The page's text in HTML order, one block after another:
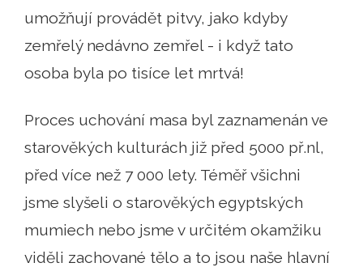
umožňují provádět pitvy, jako kdyby
zemřelý nedávno zemřel - i když tato
osoba byla po tisíce let mrtvá!
Proces uchování masa byl zaznamenán ve
starověkých kulturách již před 5000 př.nl,
před více než 7 000 lety. Téměř všichni
jsme slyšeli o starověkých egyptských
mumiech nebo jsme v určitém okamžiku
viděli zachované tělo a to jsou naše hlavní